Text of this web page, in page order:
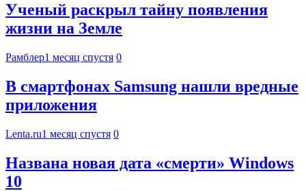
Ученый раскрыл тайну появления
жизни на Земле
Рамблер1 месяц спустя 0
В смартфонах Samsung нашли вредные
приложения
Lenta.ru1 месяц спустя 0
Названа новая дата «смерти» Windows
10